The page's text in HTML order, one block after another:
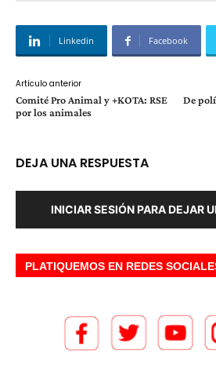
Linkedin Facebook
Artículo anterior
Comité Pro Animal y +KOTA: RSE
por los animales
De
DEJA UNA RESPUESTA
INICIAR SESIÓN PARA DEJAR
PLATIQUEMOS EN REDES